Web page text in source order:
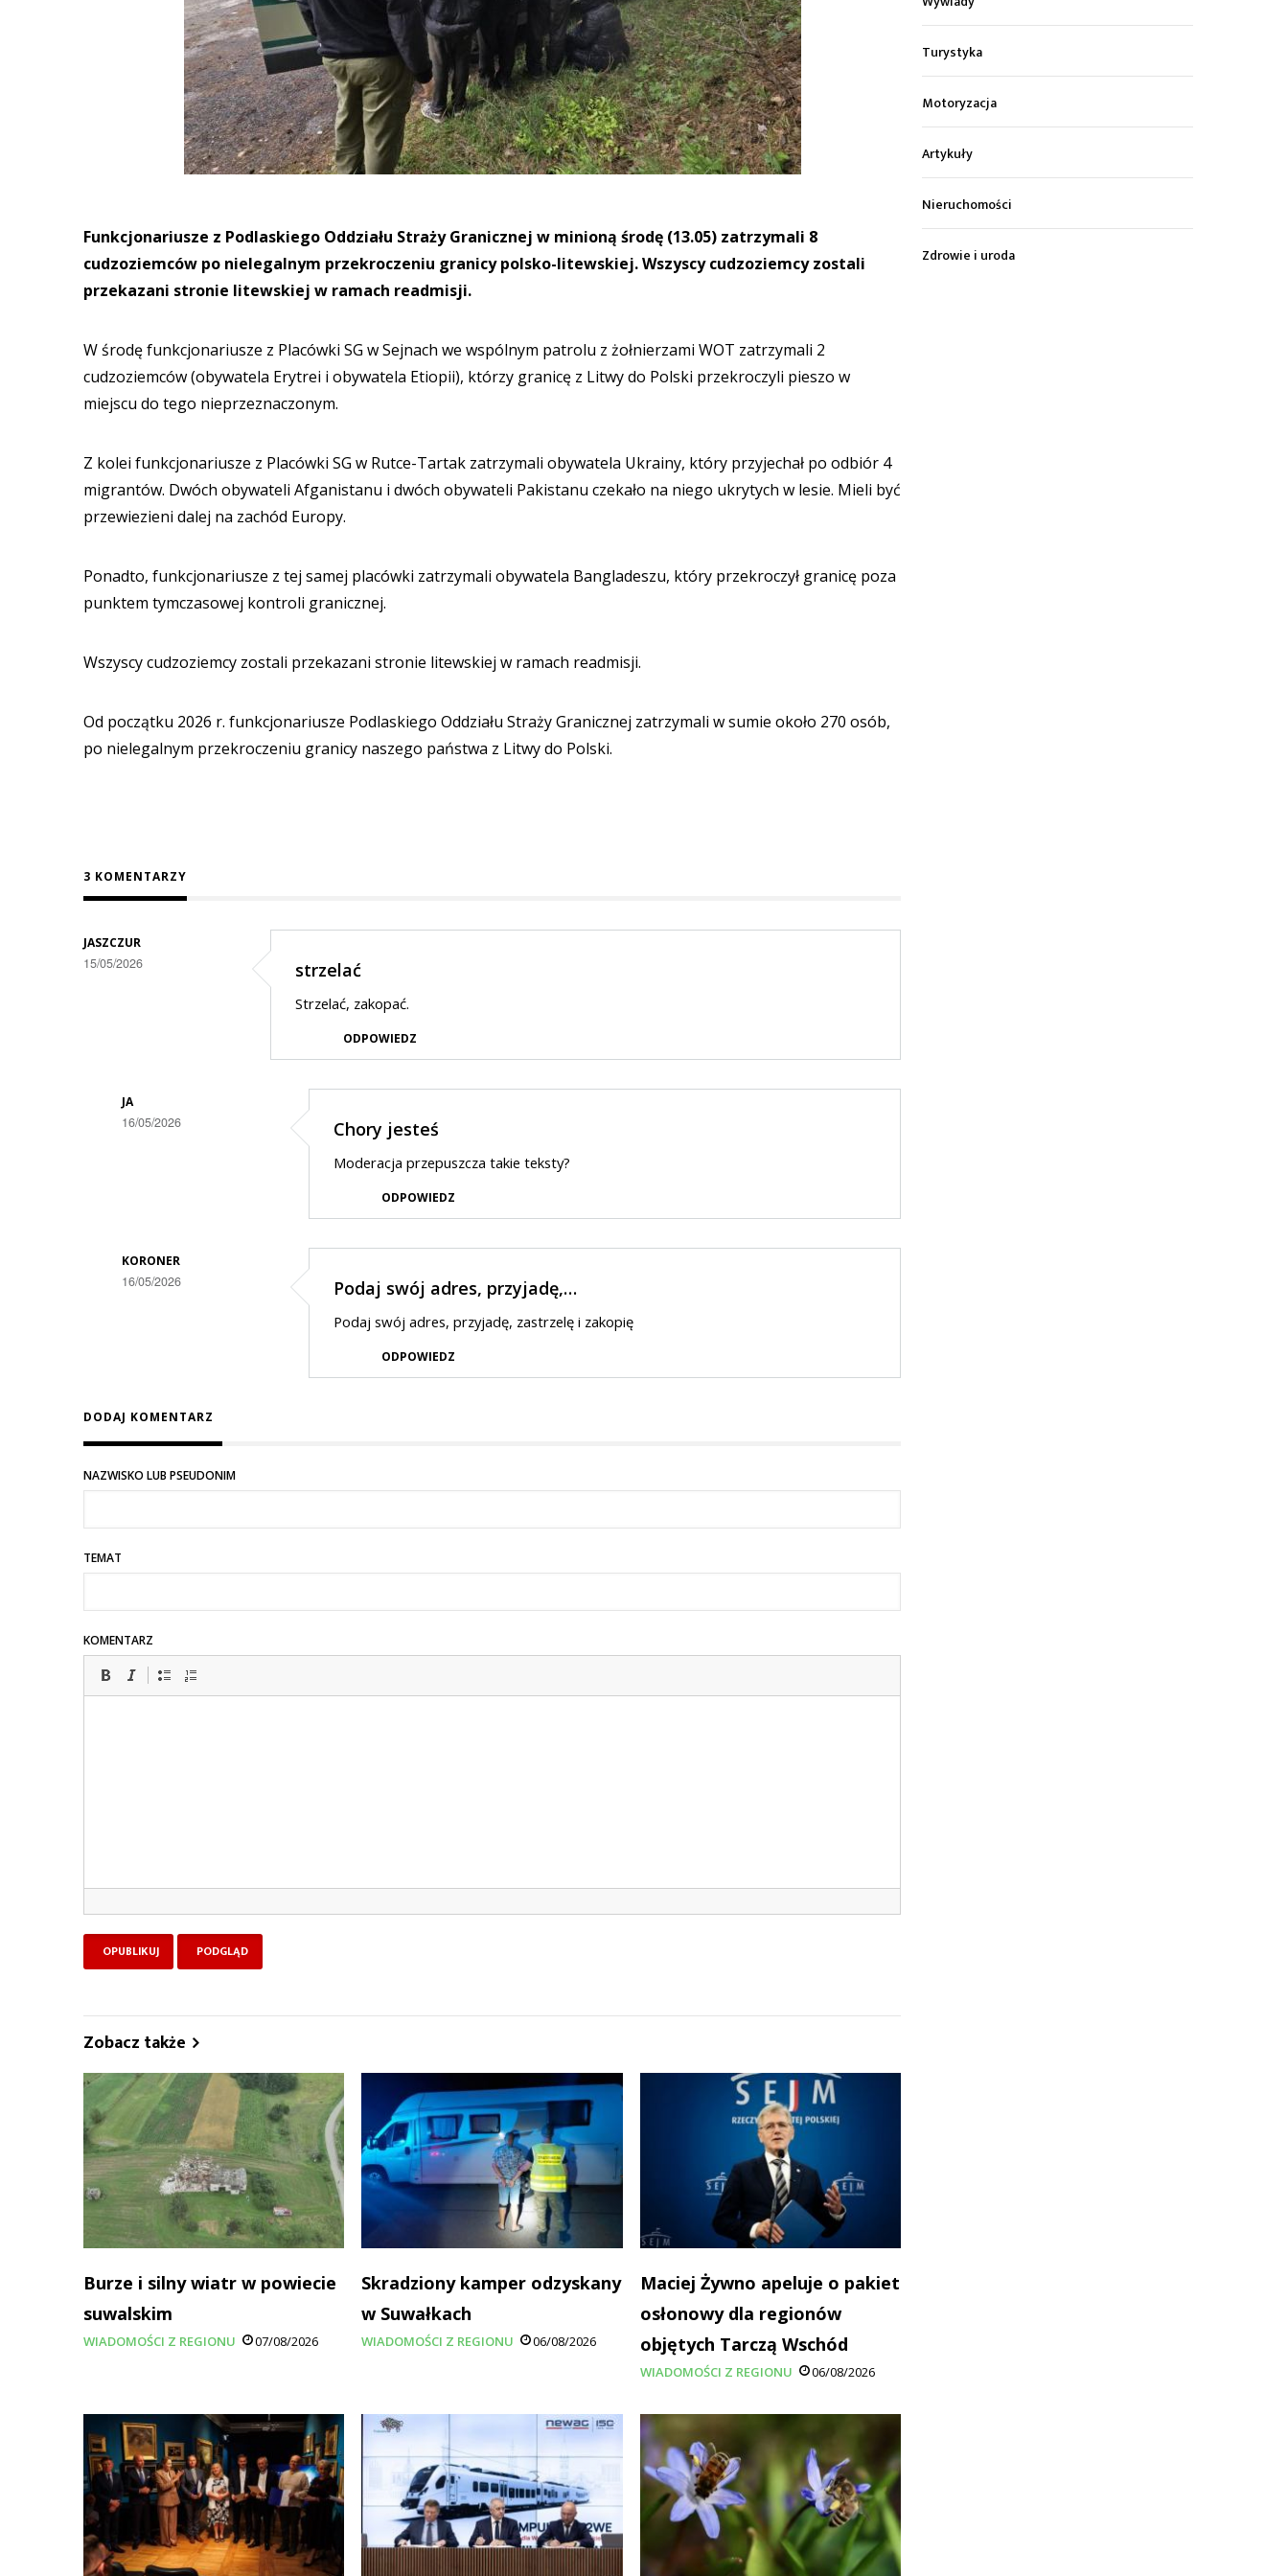
Funkcjonariusze z Podlaskiego Oddziału Straży Granicznej w minioną środę (13.05) zatrzymali 8
cudzoziemców po nielegalnym przekroczeniu granicy polsko-litewskiej. Wszyscy cudzoziemcy zostali
przekazani stronie litewskiej w ramach readmisji.
W środę funkcjonariusze z Placówki SG w Sejnach we wspólnym patrolu z żołnierzami WOT zatrzymali 2
cudzoziemców (obywatela Erytrei i obywatela Etiopii), którzy granicę z Litwy do Polski przekroczyli pieszo w
miejscu do tego nieprzeznaczonym.
Z kolei funkcjonariusze z Placówki SG w Rutce-Tartak zatrzymali obywatela Ukrainy, który przyjechał po odbiór 4
migrantów. Dwóch obywateli Afganistanu i dwóch obywateli Pakistanu czekało na niego ukrytych w lesie. Mieli być
przewiezieni dalej na zachód Europy.
Ponadto, funkcjonariusze z tej samej placówki zatrzymali obywatela Bangladeszu, który przekroczył granicę poza
punktem tymczasowej kontroli granicznej.
Wszyscy cudzoziemcy zostali przekazani stronie litewskiej w ramach readmisji.
Od początku 2026 r. funkcjonariusze Podlaskiego Oddziału Straży Granicznej zatrzymali w sumie około 270 osób,
po nielegalnym przekroczeniu granicy naszego państwa z Litwy do Polski.
3 KOMENTARZY
JASZCZUR
15/05/2026 strzelać
Strzelać, zakopać.
ODPOWIEDZ
JA
16/05/2026
odpowiedzi
na
Chory jesteś
Moderacja przepuszcza takie teksty?
ODPOWIEDZ
KORONER
16/05/2026
odpowiedzi
na
strzelać
Podaj swój adres, przyjadę,…
Podaj swój adres, przyjadę, zastrzelę i zakopię
ODPOWIEDZ
DODAJ KOMENTARZ
NAZWISKO LUB PSEUDONIM
TEMAT
KOMENTARZ
Zobacz także
Burze i silny wiatr w powiecie
suwalskim
WIADOMOŚCI Z REGIONU 07/08/2026
Skradziony kamper odzyskany
w Suwałkach
WIADOMOŚCI Z REGIONU 06/08/2026
Maciej Żywno apeluje o pakiet
osłonowy dla regionów
objętych Tarczą Wschód
WIADOMOŚCI Z REGIONU 06/08/2026
Turystyka
Motoryzacja
Artykuły
Nieruchomości
Zdrowie i uroda